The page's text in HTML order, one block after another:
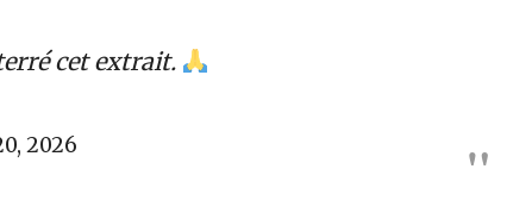
cet extrait.
2026